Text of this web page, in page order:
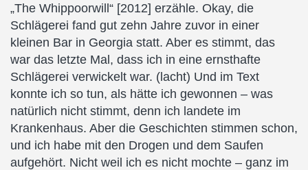
„The Whippoorwill“ [2012] erzähle. Okay, die
Schlägerei fand gut zehn Jahre zuvor in einer
kleinen Bar in Georgia statt. Aber es stimmt, das
war das letzte Mal, dass ich in eine ernsthafte
Schlägerei verwickelt war. (lacht) Und im Text
konnte ich so tun, als hätte ich gewonnen – was
natürlich nicht stimmt, denn ich landete im
Krankenhaus. Aber die Geschichten stimmen schon,
und ich habe mit den Drogen und dem Saufen
aufgehört. Nicht weil ich es nicht mochte – ganz im